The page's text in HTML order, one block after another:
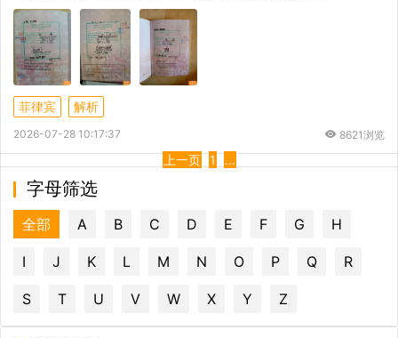
菲律宾 解析
2026-07-28 10:17:37 8621浏览
上一页 1 ...
字母筛选
全部 A B C D E F G H
I J K L M N O P Q R
S T U V W X Y Z